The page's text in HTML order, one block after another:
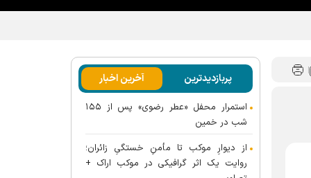
پربازدیدترین آخرین اخبار
استمرار محفل «عطر رضوی» پس از ۱۵۵
شب در خمین
از دیوارِ موکب تا مأمنِ خستگیِ زائران؛
روایت یک اثر گرافیکی در موکب اراک +